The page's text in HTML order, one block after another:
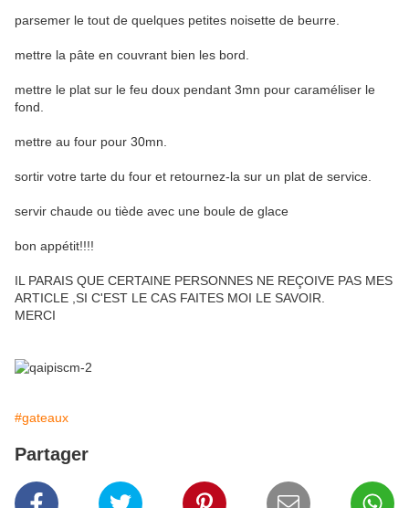
parsemer le tout de quelques petites noisette de beurre.
mettre la pâte en couvrant bien les bord.
mettre le plat sur le feu doux pendant 3mn pour caraméliser le
fond.
mettre au four pour 30mn.
sortir votre tarte du four et retournez-la sur un plat de service.
servir chaude ou tiède avec une boule de glace
bon appétit!!!!
IL PARAIS QUE CERTAINE PERSONNES NE REÇOIVE PAS MES
ARTICLE ,SI C'EST LE CAS FAITES MOI LE SAVOIR.
MERCI
#gateaux
Partager